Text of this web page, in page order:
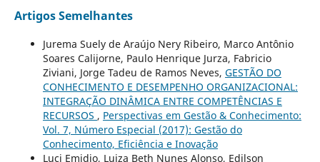
Artigos Semelhantes
Jurema Suely de Araújo Nery Ribeiro, Marco Antônio
Soares Calijorne, Paulo Henrique Jurza, Fabricio
Ziviani, Jorge Tadeu de Ramos Neves, GESTÃO DO
CONHECIMENTO E DESEMPENHO ORGANIZACIONAL:
INTEGRAÇÃO DINÂMICA ENTRE COMPETÊNCIAS E
RECURSOS , Perspectivas em Gestão & Conhecimento:
Vol. 7, Número Especial (2017): Gestão do
Conhecimento, Eficiência e Inovação
Luci Emidio, Luiza Beth Nunes Alonso, Edilson